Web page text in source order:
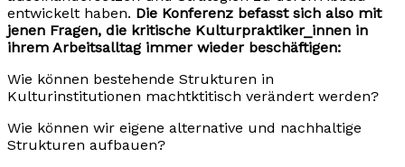
entwickelt haben. Die Konferenz befasst sich also mit
jenen Fragen, die kritische Kulturpraktiker_innen in
ihrem Arbeitsalltag immer wieder beschäftigen:
Wie können bestehende Strukturen in
Kulturinstitutionen machtktitisch verändert werden?
Wie können wir eigene alternative und nachhaltige
Strukturen aufbauen?